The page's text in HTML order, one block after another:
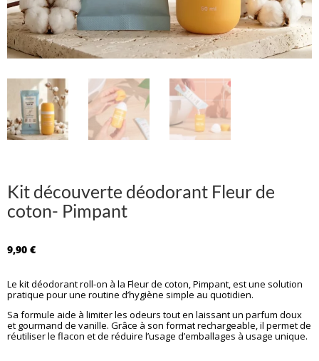
Kit découverte déodorant Fleur de
coton- Pimpant
9,90 €
Le kit déodorant roll-on à la Fleur de coton, Pimpant, est une solution
pratique pour une routine d’hygiène simple au quotidien.
Sa formule aide à limiter les odeurs tout en laissant un parfum doux
et gourmand de vanille. Grâce à son format rechargeable, il permet de
réutiliser le flacon et de réduire l’usage d’emballages à usage unique.